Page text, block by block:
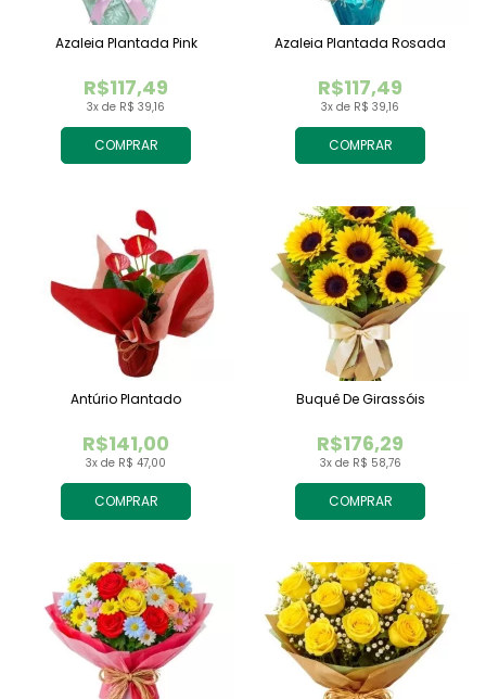
COMPRAR
3x de R$ 39,16
R$117,49
Azaleia Plantada Pink
COMPRAR
3x de R$ 39,16
R$117,49
Azaleia Plantada Rosada
COMPRAR
3x de R$ 47,00
R$141,00
Antúrio Plantado
COMPRAR
3x de R$ 58,76
R$176,29
Buquê De Girassóis